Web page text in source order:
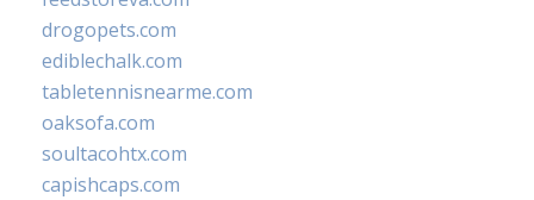
drogopets.com
ediblechalk.com
tabletennisnearme.com
oaksofa.com
soultacohtx.com
capishcaps.com